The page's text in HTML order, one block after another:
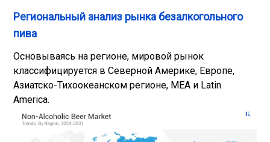
Региональный анализ рынка безалкогольного
пива
Основываясь на регионе, мировой рынок
классифицируется в Северной Америке, Европе,
Азиатско-Тихоокеанском регионе, MEA и Latin
America.